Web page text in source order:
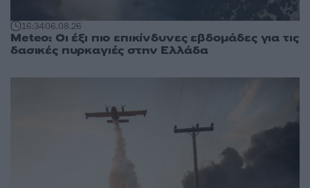
16:3406.08.26
Meteo: Οι έξι πιο επικίνδυνες εβδομάδες για τις
δασικές πυρκαγιές στην Ελλάδα